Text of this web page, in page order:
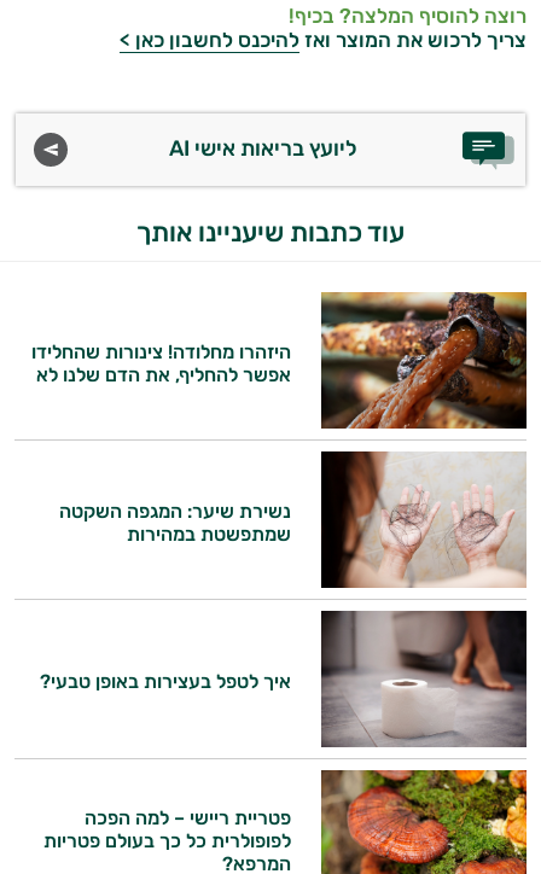
אבץ
רימונים
ג׳ינסנג
מורינגה
רוצה להוסיף המלצה? בכיף!
צריך לרכוש את המוצר ואז להיכנס לחשבון כאן >
ליועץ בריאות אישי AI
עוד כתבות שיעניינו אותך
היזהרו מחלודה! צינורות שהחלידו
אפשר להחליף, את הדם שלנו לא
נשירת שיער: המגפה השקטה
שמתפשטת במהירות
איך לטפל בעצירות באופן טבעי?
פטריית ריישי – למה הפכה
לפופולרית כל כך בעולם פטריות
המרפא?